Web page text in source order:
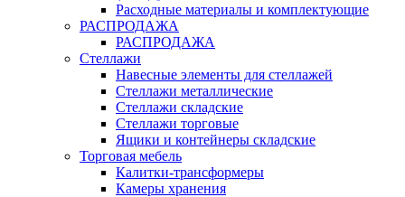
Расходные материалы и комплектующие
РАСПРОДАЖА
РАСПРОДАЖА
Стеллажи
Навесные элементы для стеллажей
Стеллажи металлические
Стеллажи складские
Стеллажи торговые
Ящики и контейнеры складские
Торговая мебель
Калитки-трансформеры
Камеры хранения